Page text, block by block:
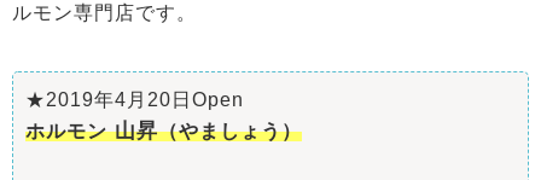
ルモン専門店です。
★2019年4月20日Open
ホルモン山昇（やましょう）